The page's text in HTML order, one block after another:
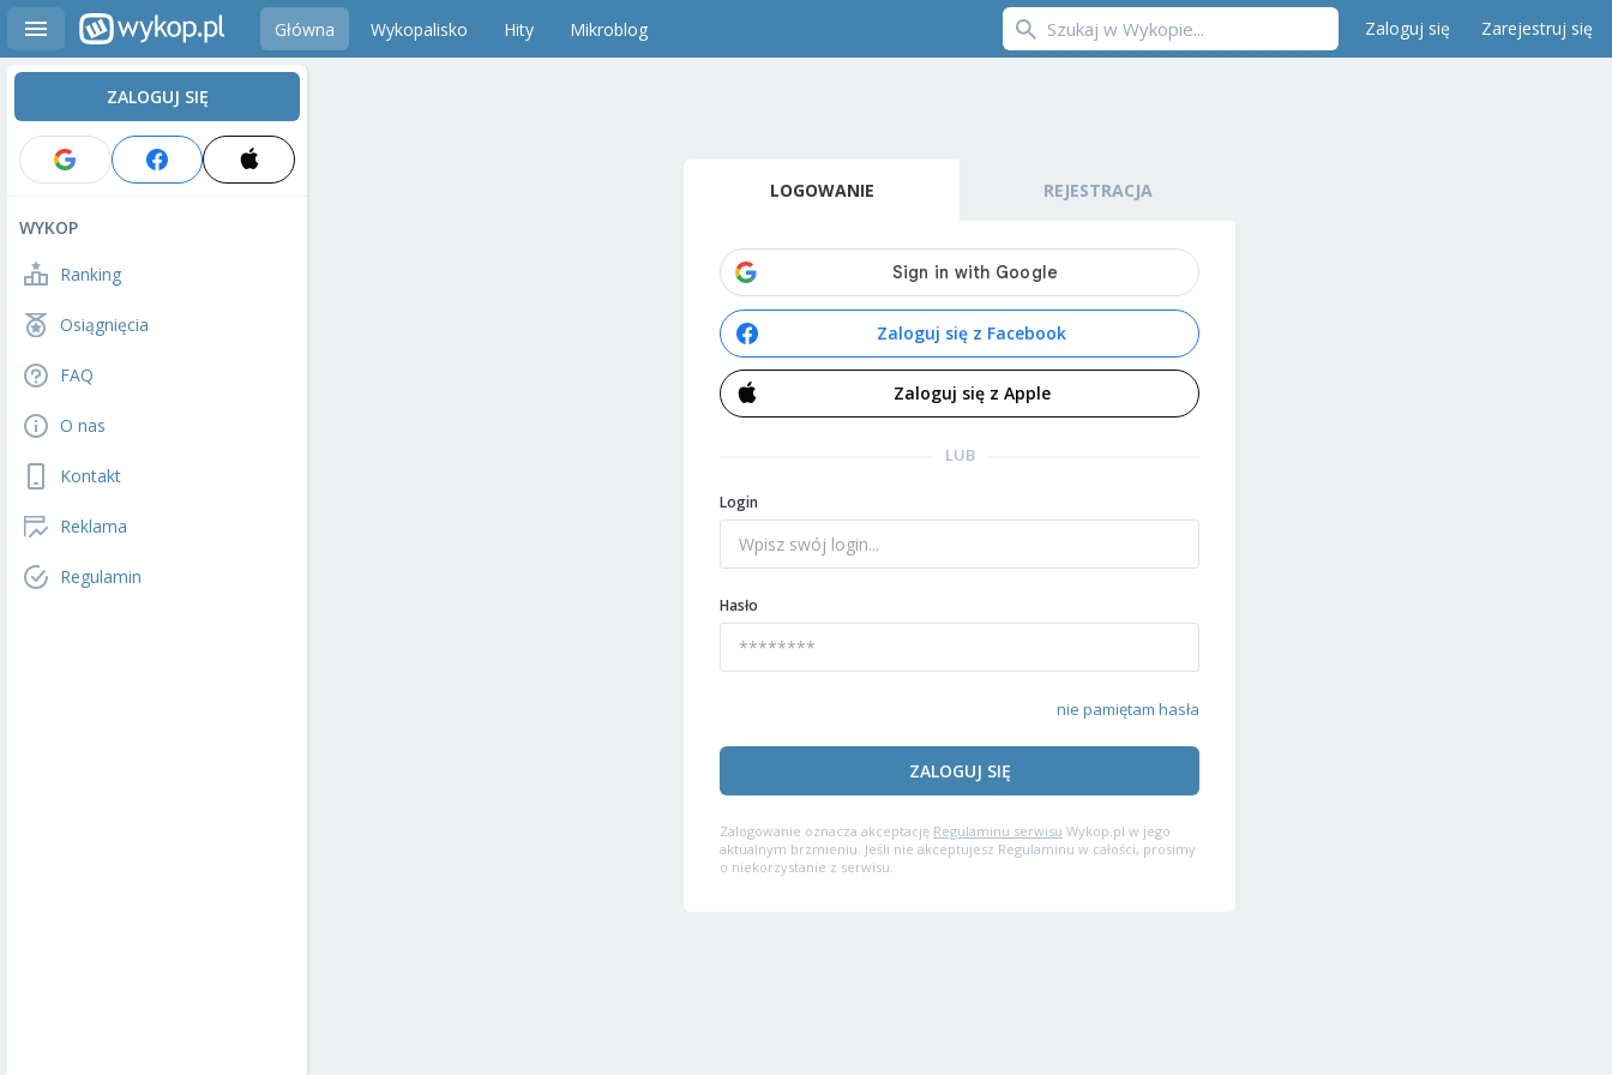
Główna Wykopalisko Hity Mikroblog Zaloguj się Zarejestruj się
ZALOGUJ SIĘ
WYKOP
Ranking
Osiągnięcia
FAQ
O nas
Kontakt
Reklama
Regulamin
LOGOWANIE REJESTRACJA
Zaloguj się z Facebook
Zaloguj się z Apple
LUB
Login
Hasło
nie pamiętam hasła
ZALOGUJ SIĘ
Zalogowanie oznacza akceptację Regulaminu serwisu Wykop.pl w jego
aktualnym brzmieniu. Jeśli nie akceptujesz Regulaminu w całości, prosimy
o niekorzystanie z serwisu.